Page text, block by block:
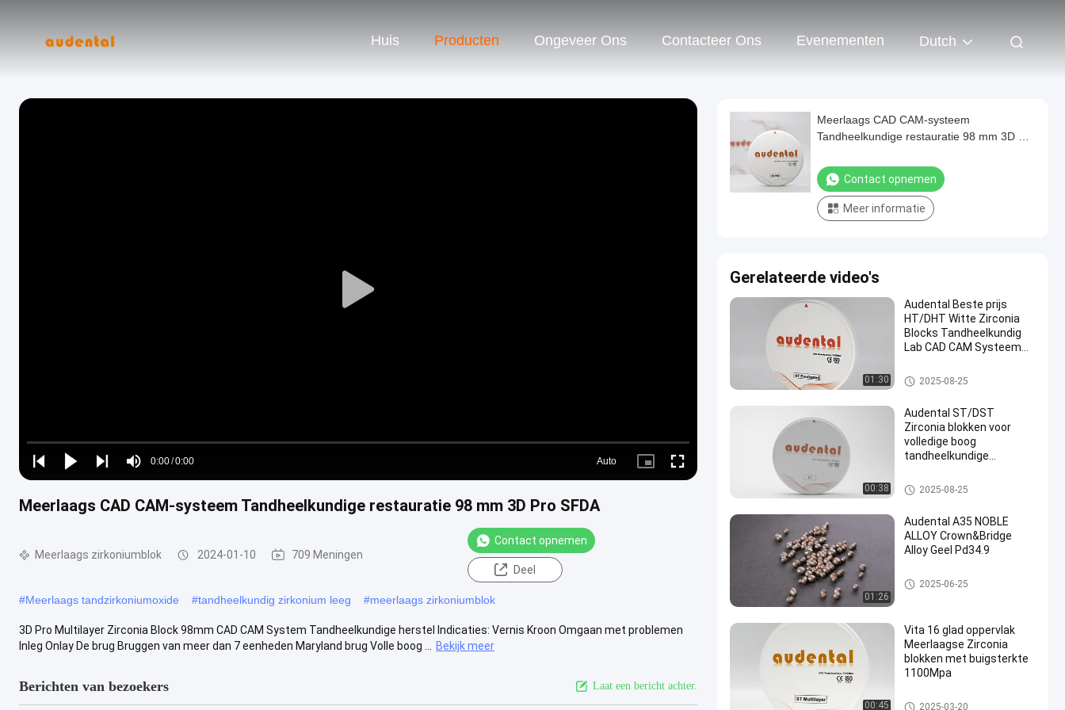
Huis Producten Ongeveer Ons Contacteer Ons Evenementen Dutch
Play
Play
Play
Play
Mute
Time
0:00/0:00
Loaded:
0%
Auto
Picture- Fullscreen
Meerlaags CAD CAM-systeem Tandheelkundige restauratie 98 mm 3D Pro SFDA
Meerlaags zirkoniumblok 2024-01-10 709 Meningen
Contact opnemen
Deel
#Meerlaags tandzirkoniumoxide #tandheelkundig zirkonium leeg #meerlaags zirkoniumblok
3D Pro Multilayer Zirconia Block 98mm CAD CAM System Tandheelkundige herstel Indicaties: Vernis Kroon Omgaan met problemen
Inleg Onlay De brug Bruggen van meer dan 7 eenheden Maryland brug Volle boog ...
Bekijk meer
Berichten van bezoekers Laat een bericht achter.
Meerlaags CAD CAM-systeem
Tandheelkundige restauratie 98 mm 3D Pro
Contact opnemen
Meer informatie
Gerelateerde video's
01:30
Audental Beste prijs
HT/DHT Witte Zirconia
Blocks Tandheelkundig
Lab CAD CAM Systeem
Verbruikbaar
Tandheelkundig Zirconia
Tandheelkundig Zirconia Blok
2025-08-25
00:38
Audental ST/DST
Zirconia blokken voor
volledige boog
tandheelkundige
schijf freesmachine
CAD/CAM Lab materiaal D
Tandheelkundig Zirconia Blok
2025-08-25
01:26
Audental A35 NOBLE
ALLOY Crown&Bridge
Alloy Geel Pd34.9
Tandheelkundige legeringen
2025-06-25
00:45
Vita 16 glad oppervlak
Meerlaagse Zirconia
blokken met buigsterkte
1100Mpa
Meerlaags zirkoniumblok
2025-03-20